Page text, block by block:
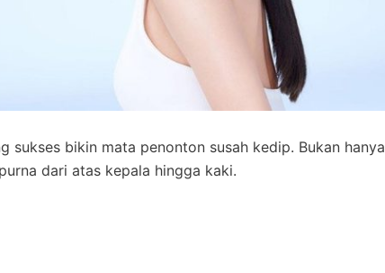
bikin mata penonton susah kedip. Bukan hanya
dari atas kepala hingga kaki.